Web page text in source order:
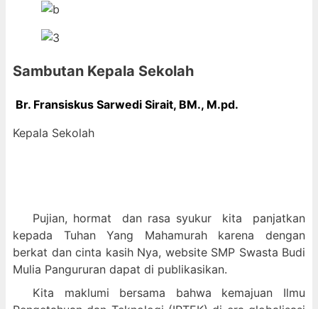
Sambutan Kepala Sekolah
Br. Fransiskus Sarwedi Sirait, BM., M.pd.
Kepala Sekolah
Pujian, hormat dan rasa syukur kita panjatkan
kepada Tuhan Yang Mahamurah karena dengan
berkat dan cinta kasih Nya, website SMP Swasta Budi
Mulia Pangururan dapat di publikasikan.
Kita maklumi bersama bahwa kemajuan Ilmu